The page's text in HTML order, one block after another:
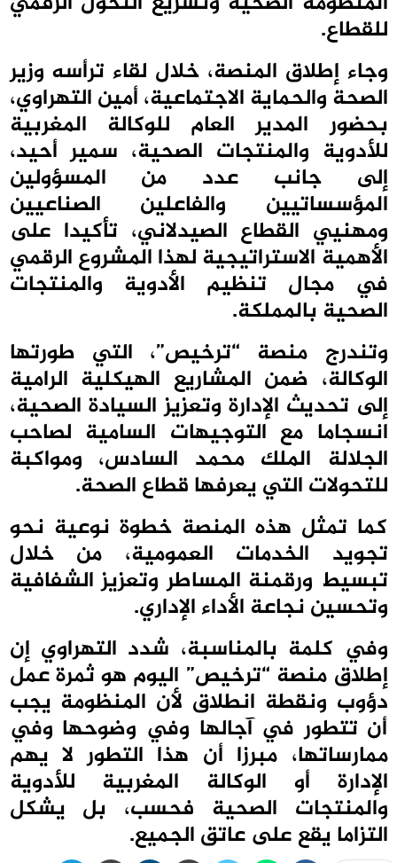
للقطاع.
وجاء إطلاق المنصة، خلال لقاء ترأسه وزير
الصحة والحماية الاجتماعية، أمين التهراوي،
بحضور المدير العام للوكالة المغربية
للأدوية والمنتجات الصحية، سمير أحيد،
إلى جانب عدد من المسؤولين
المؤسساتيين والفاعلين الصناعيين
ومهنيي القطاع الصيدلاني، تأكيدا على
الأهمية الاستراتيجية لهذا المشروع الرقمي
في مجال تنظيم الأدوية والمنتجات
الصحية بالمملكة.
وتندرج منصة “ترخيص”، التي طورتها
الوكالة، ضمن المشاريع الهيكلية الرامية
إلى تحديث الإدارة وتعزيز السيادة الصحية،
انسجاما مع التوجيهات السامية لصاحب
الجلالة الملك محمد السادس، ومواكبة
للتحولات التي يعرفها قطاع الصحة.
كما تمثل هذه المنصة خطوة نوعية نحو
تجويد الخدمات العمومية، من خلال
تبسيط ورقمنة المساطر وتعزيز الشفافية
وتحسين نجاعة الأداء الإداري.
وفي كلمة بالمناسبة، شدد التهراوي إن
إطلاق منصة “ترخيص” اليوم هو ثمرة عمل
دؤوب ونقطة انطلاق لأن المنظومة يجب
أن تتطور في آجالها وفي وضوحها وفي
ممارساتها، مبرزا أن هذا التطور لا يهم
الإدارة أو الوكالة المغربية للأدوية
والمنتجات الصحية فحسب، بل يشكل
التزاما يقع على عاتق الجميع.